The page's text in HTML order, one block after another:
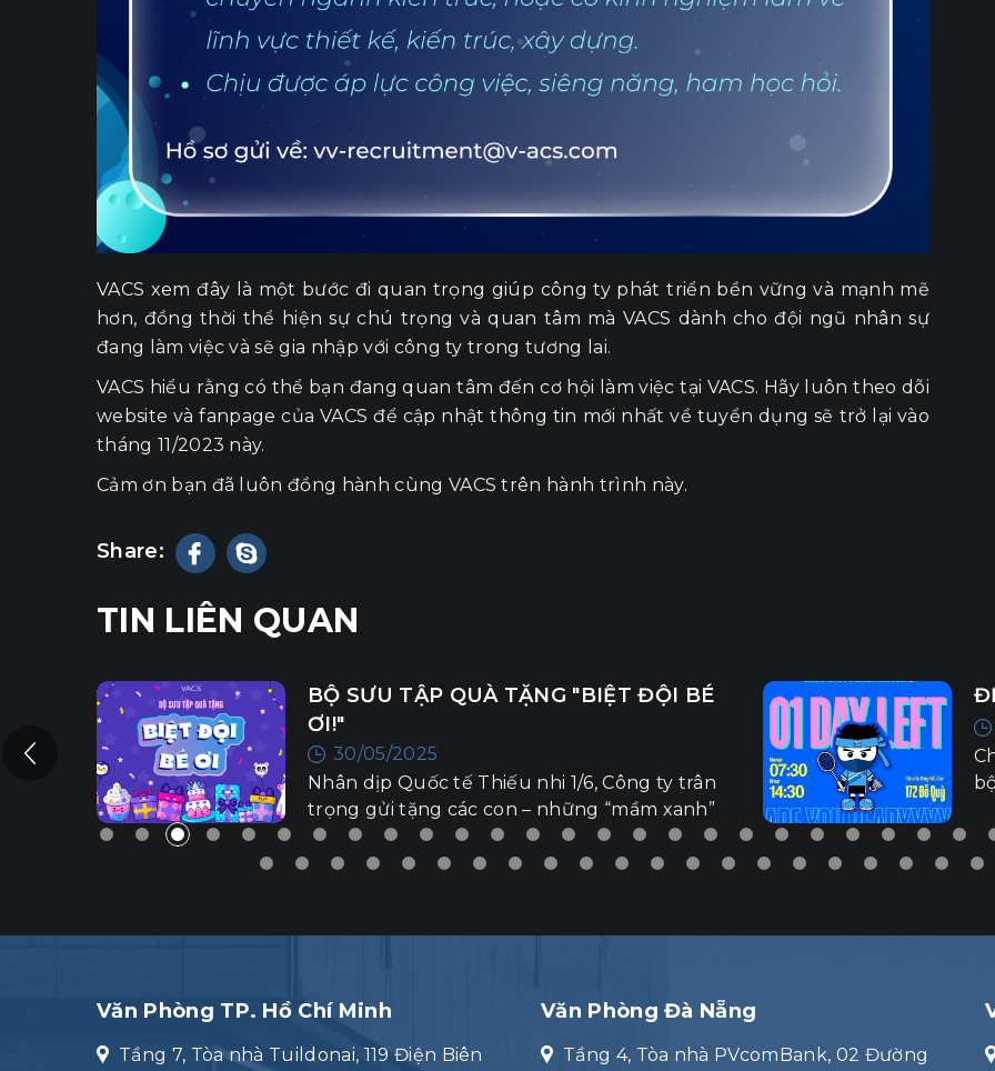
VACS xem đây là một bước đi quan trọng giúp công ty phát triển bền vững và mạnh mẽ
hơn, đồng thời thể hiện sự chú trọng và quan tâm mà VACS dành cho đội ngũ nhân sự
đang làm việc và sẽ gia nhập với công ty trong tương lai.
VACS hiểu rằng có thể bạn đang quan tâm đến cơ hội làm việc tại VACS. Hãy luôn theo dõi
website và fanpage của VACS để cập nhật thông tin mới nhất về tuyển dụng sẽ trở lại vào
tháng 11/2023 này.
Cảm ơn bạn đã luôn đồng hành cùng VACS trên hành trình này.
Share:
TIN LIÊN QUAN
ĐẾM NGƯỢC GIẢI ĐẤU VUT2025
23/05/2025
Chỉ còn chưa đầy 24h nữa, Giải cầu lông nội
bộ VACS UNITY BADMINTON TOURNAMENT
2025 chính thức khởi tranh!
Văn Phòng TP. Hồ Chí Minh
Tầng 7, Tòa nhà Tuildonai, 119 Điện Biên
Văn Phòng Đà Nẵng
Tầng 4, Tòa nhà PVcomBank, 02 Đường